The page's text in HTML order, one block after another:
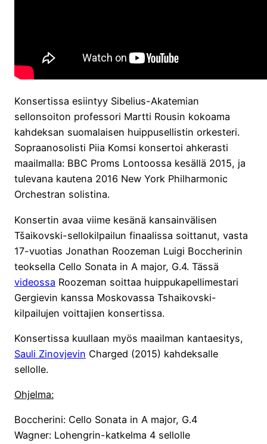
Konsertissa esiintyy Sibelius-Akatemian
sellonsoiton professori Martti Rousin kokoama
kahdeksan suomalaisen huippusellistin orkesteri.
Sopraanosolisti Piia Komsi konsertoi ahkerasti
maailmalla: BBC Proms Lontoossa kesällä 2015, ja
tulevana kautena 2016 New York Philharmonic
Orchestran solistina.
Konsertin avaa viime kesänä kansainvälisen
Tšaikovski-sellokilpailun finaalissa soittanut, vasta
17-vuotias Jonathan Roozeman Luigi Boccherinin
teoksella Cello Sonata in A major, G.4. Tässä
videossa Roozeman soittaa huippukapellimestari
Gergievin kanssa Moskovassa Tshaikovski-
kilpailujen voittajien konsertissa.
Konsertissa kuullaan myös maailman kantaesitys,
Sauli Zinovjevin Charged (2015) kahdeksalle
sellolle.
Ohjelma:
Boccherini: Cello Sonata in A major, G.4
Wagner: Lohengrin-katkelma 4 sellolle